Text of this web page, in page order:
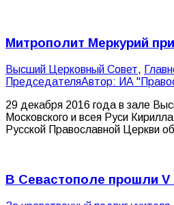
Митрополит Меркурий
Высший Церковный Совет,
ПредседателяАвтор: ИА
29 декабря 2016 года в зале
Московского и всея Руси
Русской Православной Церкви
В Севастополе прошли V